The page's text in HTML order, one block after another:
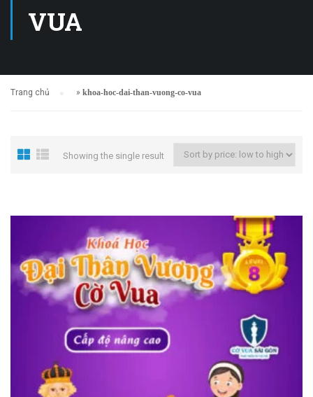
VUA
Trang chủ » khoa-hoc-dai-than-vuong-co-vua
Showing the single result